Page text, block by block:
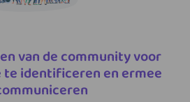
van de community voor
te identificeren en ermee